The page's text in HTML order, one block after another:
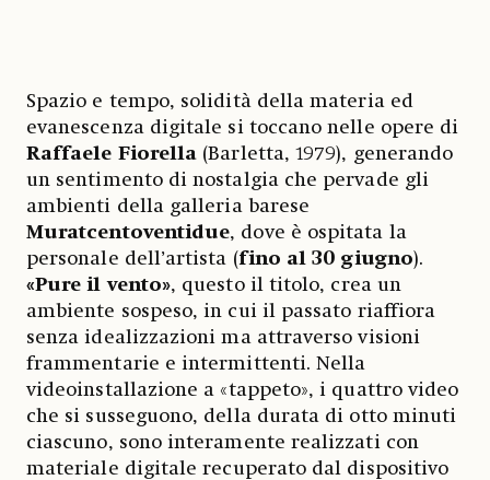
Spazio e tempo, solidità della materia ed
evanescenza digitale si toccano nelle opere di
Raffaele Fiorella (Barletta, 1979), generando
un sentimento di nostalgia che pervade gli
ambienti della galleria barese
Muratcentoventidue, dove è ospitata la
personale dell’artista (fino al 30 giugno).
«Pure il vento», questo il titolo, crea un
ambiente sospeso, in cui il passato riaffiora
senza idealizzazioni ma attraverso visioni
frammentarie e intermittenti. Nella
videoinstallazione a «tappeto», i quattro video
che si susseguono, della durata di otto minuti
ciascuno, sono interamente realizzati con
materiale digitale recuperato dal dispositivo